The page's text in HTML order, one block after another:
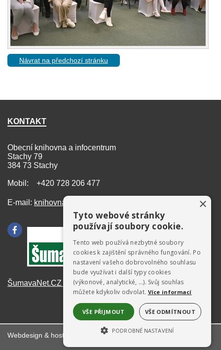
Návrat na předchozí stránku
KONTAKT
Obecní knihovna a infocentrum
Stachy 79
384 73 Stachy
Mobil: +420 728 206 477
E-mail: knihovna@stachy.net
ŠumavaNet.CZ - informace o regionu
Webdesign & hosting: ŠumavaNet.CZ
×
Tyto webové stránky
používají soubory cookie.
Tento web používá nezbytné soubory
cookies k zajištění správného fungování. Po
nastavení vašeho dobrovolného souhlasu
bude využívat i další typy cookies
(výkonové, analytické, …). Svůj souhlas
můžete kdykoliv odvolat. Více informací
VŠE PŘIJMOUT VŠE ODMÍTNOUT
PODROBNÉ NASTAVENÍ
NEZBYTNĚ NUTNÉ SOUBORY